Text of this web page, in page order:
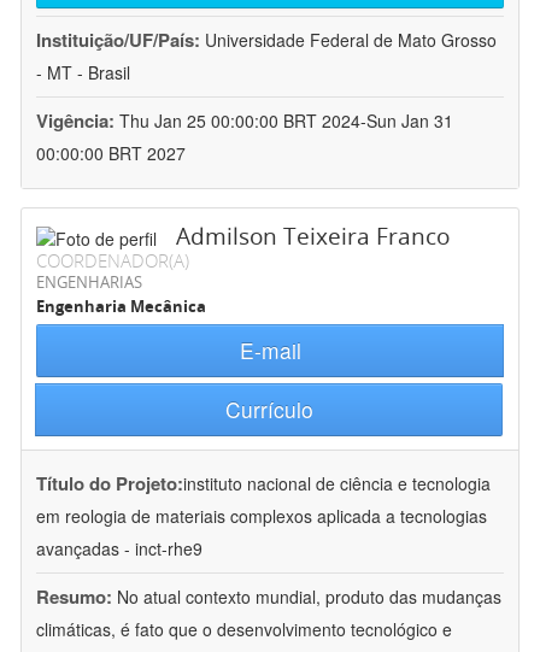
Instituição/UF/País: Universidade Federal de Mato Grosso
- MT - Brasil
Vigência: Thu Jan 25 00:00:00 BRT 2024-Sun Jan 31
00:00:00 BRT 2027
Admilson Teixeira Franco
COORDENADOR(A)
ENGENHARIAS
Engenharia Mecânica
E-mail
Currículo
Título do Projeto:instituto nacional de ciência e tecnologia
em reologia de materiais complexos aplicada a tecnologias
avançadas - inct-rhe9
Resumo: No atual contexto mundial, produto das mudanças
climáticas, é fato que o desenvolvimento tecnológico e